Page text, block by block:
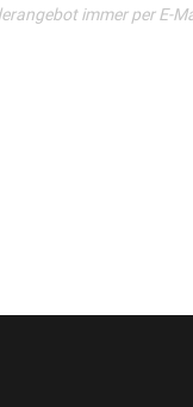
immer per E-